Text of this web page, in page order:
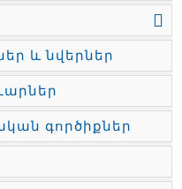
և նվերներ
գործիքներ